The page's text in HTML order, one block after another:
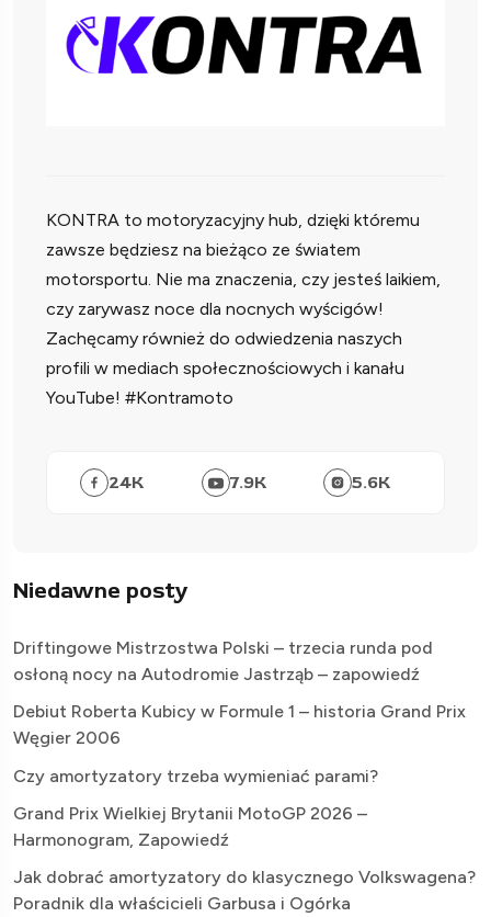
KONTRA to motoryzacyjny hub, dzięki któremu
zawsze będziesz na bieżąco ze światem
motorsportu. Nie ma znaczenia, czy jesteś laikiem,
czy zarywasz noce dla nocnych wyścigów!
Zachęcamy również do odwiedzenia naszych
profili w mediach społecznościowych i kanału
YouTube! #Kontramoto
24K 7.9K 5.6K
Niedawne posty
Driftingowe Mistrzostwa Polski – trzecia runda pod
osłoną nocy na Autodromie Jastrząb – zapowiedź
Debiut Roberta Kubicy w Formule 1 – historia Grand Prix
Węgier 2006
Czy amortyzatory trzeba wymieniać parami?
Grand Prix Wielkiej Brytanii MotoGP 2026 –
Harmonogram, Zapowiedź
Jak dobrać amortyzatory do klasycznego Volkswagena?
Poradnik dla właścicieli Garbusa i Ogórka